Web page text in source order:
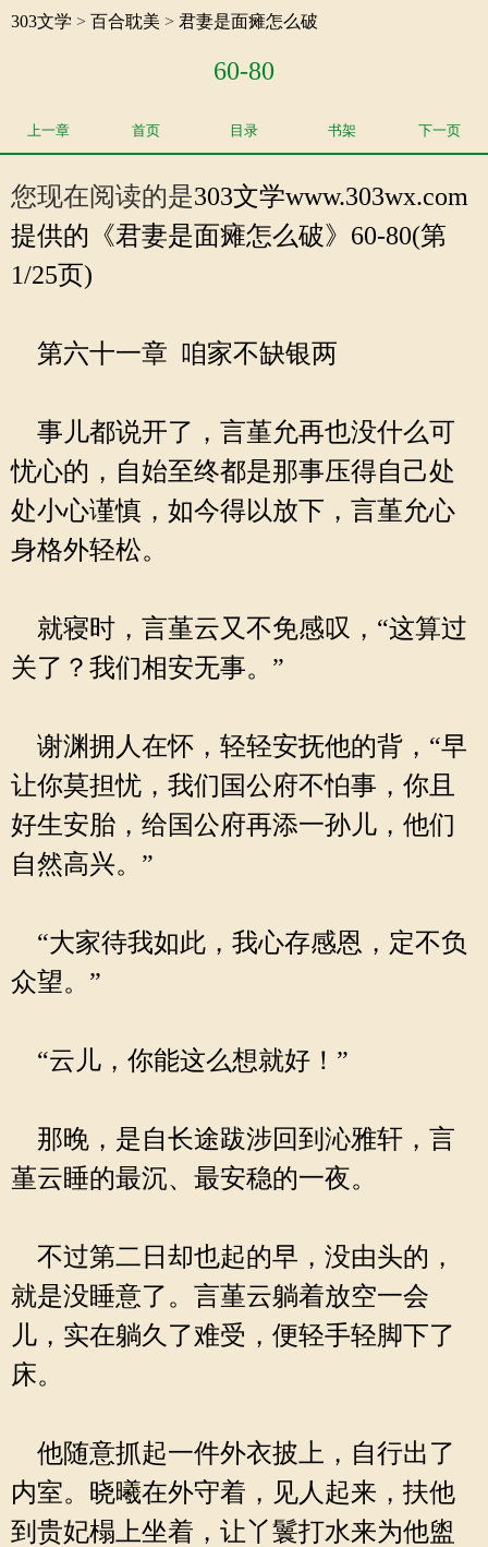
303文学 > 百合耽美 > 君妻是面瘫怎么破
60-80
上一章 首页 目录 书架 下一页
您现在阅读的是303文学www.303wx.com
提供的《君妻是面瘫怎么破》60-80(第
1/25页)
第六十一章 咱家不缺银两
事儿都说开了，言堇允再也没什么可
忧心的，自始至终都是那事压得自己处
处小心谨慎，如今得以放下，言堇允心
身格外轻松。
就寝时，言堇云又不免感叹，“这算过
关了？我们相安无事。”
谢渊拥人在怀，轻轻安抚他的背，“早
让你莫担忧，我们国公府不怕事，你且
好生安胎，给国公府再添一孙儿，他们
自然高兴。”
“大家待我如此，我心存感恩，定不负
众望。”
“云儿，你能这么想就好！”
那晚，是自长途跋涉回到沁雅轩，言
堇云睡的最沉、最安稳的一夜。
不过第二日却也起的早，没由头的，
就是没睡意了。言堇云躺着放空一会
儿，实在躺久了难受，便轻手轻脚下了
床。
他随意抓起一件外衣披上，自行出了
内室。晓曦在外守着，见人起来，扶他
到贵妃榻上坐着，让丫鬟打水来为他盥